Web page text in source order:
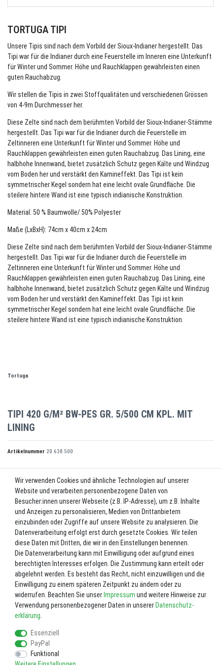
TORTUGA TIPI
Unsere Tipis sind nach dem Vorbild der Sioux-Indianer hergestellt. Das
Tipi war für die Indianer durch eine Feuerstelle im Inneren eine Unterkunft
für Winter und Sommer. Höhe und Rauchklappen gewährleisten einen
guten Rauchabzug.
Wir stellen die Tipis in zwei Stoffqualitäten und verschiedenen Grössen
von 4-9m Durchmesser her.
Diese Zelte sind nach dem berühmten Vorbild der Sioux-Indianer-Stämme
hergestellt. Das Tipi war für die Indianer durch die Feuerstelle im
Zeltinneren eine Unterkunft für Winter und Sommer. Höhe und
Rauchklappen gewährleisten einen guten Rauchabzug. Das Lining, eine
halbhohe Innenwand, bietet zusätzlich Schutz gegen Kälte und Windzug
vom Boden her und verstärkt den Kamineffekt. Das Tipi ist kein
symmetrischer Kegel sondern hat eine leicht ovale Grundfläche. Die
steilere hintere Wand ist eine typisch indianische Konstruktion.
Material: 50 % Baumwolle/ 50% Polyester
Maße (LxBxH): 74cm x 40cm x 24cm
Diese Zelte sind nach dem berühmten Vorbild der Sioux-Indianer-Stämme
hergestellt. Das Tipi war für die Indianer durch die Feuerstelle im
Zeltinneren eine Unterkunft für Winter und Sommer. Höhe und
Rauchklappen gewährleisten einen guten Rauchabzug. Das Lining, eine
halbhohe Innenwand, bietet zusätzlich Schutz gegen Kälte und Windzug
vom Boden her und verstärkt den Kamineffekt. Das Tipi ist kein
symmetrischer Kegel sondern hat eine leicht ovale Grundfläche. Die
steilere hintere Wand ist eine typisch indianische Konstruktion.
Tortuga
TIPI 420 G/M² BW-PES GR. 5/500 CM KPL. MIT
LINING
Artikelnummer 20 638 500
UVP 1.092,00 €
1.037,40 EUR*
Lieferzeit ca. 2-3 Werktage.
In den Warenkorb
Wunschliste
* inkl. ges. MwSt. zzgl. Versandkosten
Wir verwenden Cookies und ähnliche Technologien auf unserer
Website und verarbeiten personenbezogene Daten von
Besucher:innen unserer Webseite (z.B. IP-Adresse), um z.B. Inhalte
und Anzeigen zu personalisieren, Medien von Drittanbietern
einzubinden oder Zugriffe auf unsere Website zu analysieren. Die
Datenverarbeitung erfolgt erst durch gesetzte Cookies. Wir teilen
diese Daten mit Dritten, die wir in den Einstellungen benennen.
Die Datenverarbeitung kann mit Einwilligung oder aufgrund eines
berechtigten Interesses erfolgen. Die Zustimmung kann erteilt oder
abgelehnt werden. Es besteht das Recht, nicht einzuwilligen und die
Einwilligung zu einem späteren Zeitpunkt zu ändern oder zu
widerrufen. Beachten Sie unser Impressum und weitere Hinweise zur
Verwendung personenbezogener Daten in unserer Daten­schutz­
erklärung
Essenziell
PayPal
Funktional